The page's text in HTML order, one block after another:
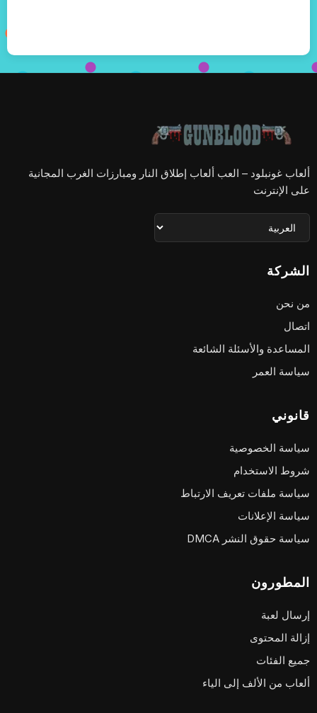
ألعاب غونبلود – العب ألعاب إطلاق النار ومبارزات الغرب المجانية
على الإنترنت
الشركة
من نحن
اتصال
المساعدة والأسئلة الشائعة
سياسة العمر
قانوني
سياسة الخصوصية
شروط الاستخدام
سياسة ملفات تعريف الارتباط
سياسة الإعلانات
سياسة حقوق النشر DMCA
المطورون
إرسال لعبة
إزالة المحتوى
جميع الفئات
ألعاب من الألف إلى الياء